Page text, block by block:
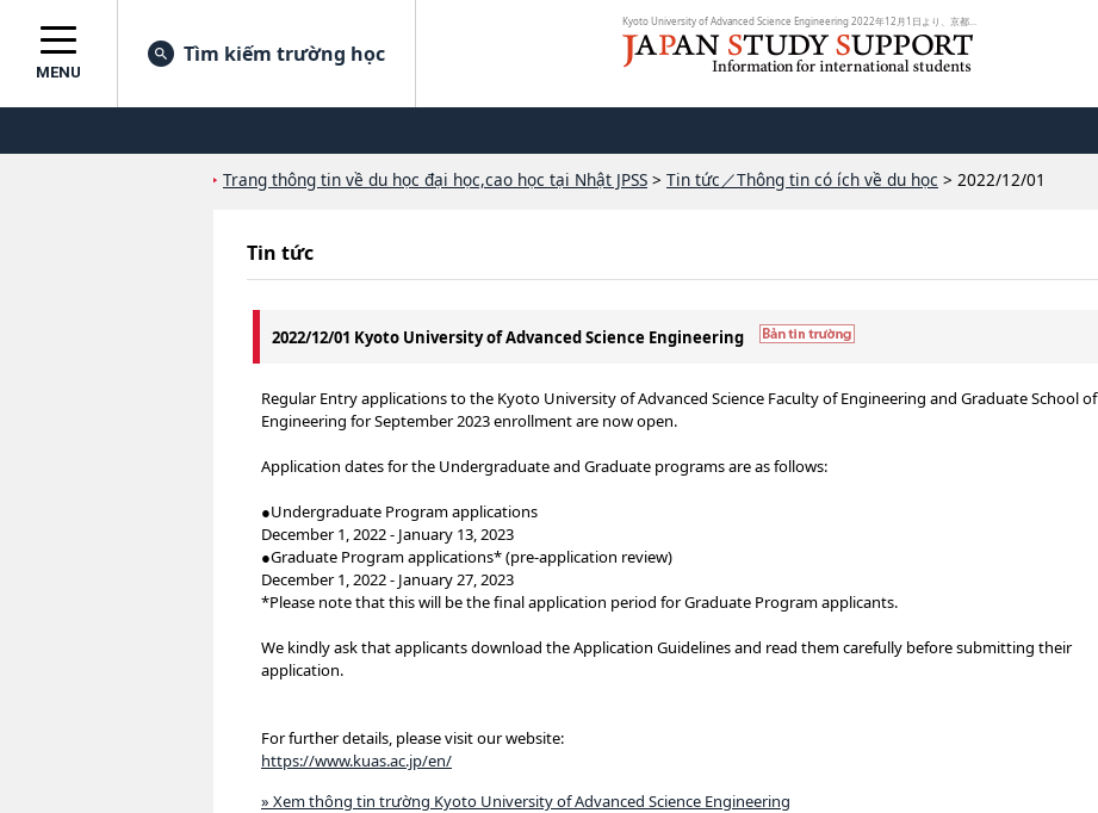
MENU
Tìm kiếm trường học
Trang thông tin về du học đại học,cao học tại Nhật JPSS > Tin tức／Thông tin có ích về du học > 2022/12/01
Tin tức
2022/12/01 Kyoto University of Advanced Science Engineering
Regular Entry applications to the Kyoto University of Advanced Science Faculty of Engineering and Graduate School of
Engineering for September 2023 enrollment are now open.
Application dates for the Undergraduate and Graduate programs are as follows:
●Undergraduate Program applications
December 1, 2022 - January 13, 2023
●Graduate Program applications* (pre-application review)
December 1, 2022 - January 27, 2023
*Please note that this will be the final application period for Graduate Program applicants.
We kindly ask that applicants download the Application Guidelines and read them carefully before submitting their
application.
For further details, please visit our website:
https://www.kuas.ac.jp/en/
» Xem thông tin trường Kyoto University of Advanced Science Engineering